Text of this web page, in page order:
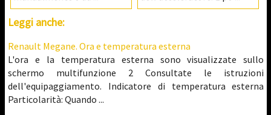
Leggi anche:
Renault Megane. Ora e temperatura esterna
L'ora e la temperatura esterna sono visualizzate sullo
schermo multifunzione 2 Consultate le istruzioni
dell'equipaggiamento. Indicatore di temperatura esterna
Particolarità: Quando ...